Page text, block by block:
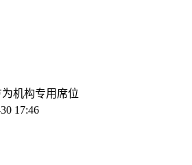
机构专用席位
17:46